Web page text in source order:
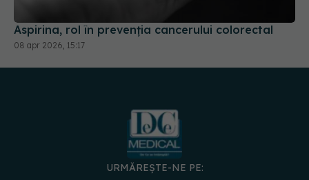
Aspirina, rol în prevenția cancerului colorectal
08 apr 2026, 15:17
URMĂREȘTE-NE PE: